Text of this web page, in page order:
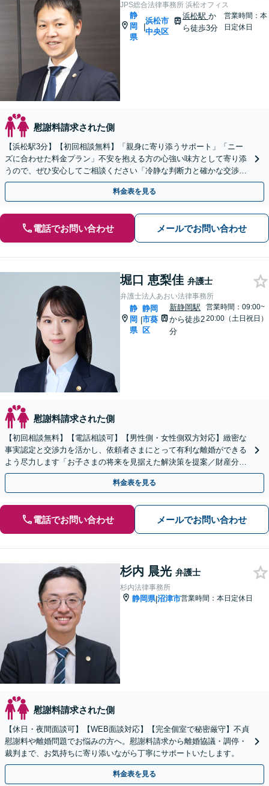
JPS総合法律事務所 浜松オフィス
静
岡
県
|
浜松市
中央区
浜松駅 か
ら徒歩3分
営業時間：本
日定休日
慰謝料請求された側
【浜松駅3分】【初回相談無料】「親身に寄り添うサポート」「ニー
ズに合わせた料金プラン」不安を抱える方の心強い味方として寄り添
うので、ぜひ安心してご相談ください「冷静な判断力と確かな交渉力
で、あなたの権利を守ります」【休日・夜間相談可】
料金表を見る
電話でお問い合わせ メールでお問い合わせ
堀口 恵梨佳 弁護士
弁護士法人あおい法律事務所
静
岡
県
|
静岡
市葵
区
新静岡駅
から徒歩2
分
営業時間：09:00~
20:00（土日祝日）
慰謝料請求された側
【初回相談無料】【電話相談可】【男性側・女性側双方対応】緻密な
事実認定と交渉力を活かし、依頼者さまにとって有利な離婚ができる
よう尽力します「お子さまの将来を見据えた解決策を提案／財産分
与・養育費・親権」【子連れ相談可】【休日・夜間相談可】
料金表を見る
電話でお問い合わせ メールでお問い合わせ
杉内 晨光 弁護士
杉内法律事務所
静岡県|沼津市営業時間：本日定休日
慰謝料請求された側
【休日・夜間面談可】【WEB面談対応】【完全個室で秘密厳守】不貞
慰謝料や離婚問題でお悩みの方へ。慰謝料請求から離婚協議・調停・
裁判まで、お気持ちに寄り添いながら丁寧にサポートいたします。
料金表を見る